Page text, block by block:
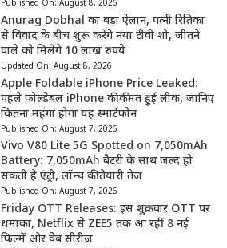
Published On: August 8, 2026
Anurag Dobhal का बड़ा ऐलान, पत्नी रितिका
से विवाद के बीच शुरू करेंगे नया टीवी शो, जीतने
वाले को मिलेंगे 10 लाख रुपये
Updated On: August 8, 2026
Apple Foldable iPhone Price Leaked:
पहले फोल्डेबल iPhone की कीमत हुई लीक, जानिए
कितना महंगा होगा यह स्मार्टफोन
Published On: August 7, 2026
Vivo V80 Lite 5G Spotted on 7,050mAh
Battery: 7,050mAh बैटरी के साथ जल्द हो
सकती है एंट्री, लॉन्च की तैयारी तेज
Published On: August 7, 2026
Friday OTT Releases: इस शुक्रवार OTT पर
धमाका, Netflix से ZEE5 तक आ रहीं 8 नई
फिल्में और वेब सीरीज